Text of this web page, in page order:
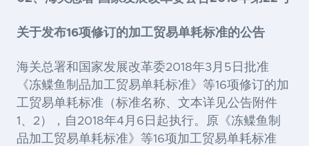
关于发布16项修订的加工贸易单耗标准的公告
海关总署和国家发展改革委2018年3月5日批准
《冻鲽鱼制品加工贸易单耗标准》等16项修订的加
工贸易单耗标准（标准名称、文本详见公告附件
1、2），自2018年4月6日起执行。原《冻鲽鱼制
品加工贸易单耗标准》等16项加工贸易单耗标准